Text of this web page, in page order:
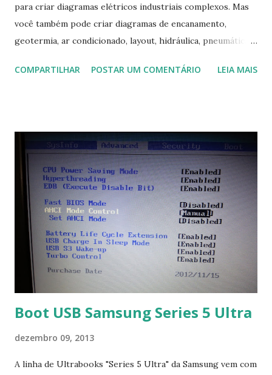
para criar diagramas elétricos industriais complexos. Mas
você também pode criar diagramas de encanamento,
geotermia, ar condicionado, layout, hidráulica, pneumática,
Na última versão 0.100, a coleção contém mais de 8.000
COMPARTILHAR POSTAR UM COMENTÁRIO LEIA MAIS
Boot USB Samsung Series 5 Ultra
dezembro 09, 2013
A linha de Ultrabooks "Series 5 Ultra" da Samsung vem com